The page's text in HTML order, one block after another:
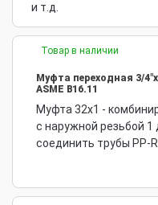
и т.д.
Товар в наличии
Муфта переходная 3/
ASME B16.11
Муфта 32х1 -
с наружной резьбой
соединить трубы PP-R